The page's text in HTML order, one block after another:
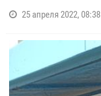
25 апреля 2022, 08:38